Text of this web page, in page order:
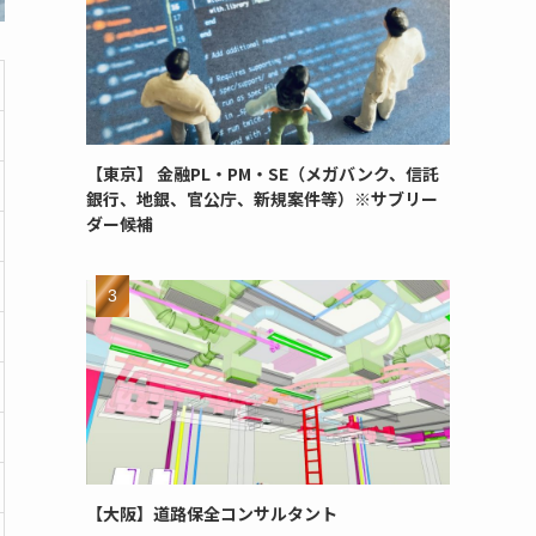
【東京】 金融PL・PM・SE（メガバンク、信託
銀行、地銀、官公庁、新規案件等）※サブリー
ダー候補
【大阪】道路保全コンサルタント